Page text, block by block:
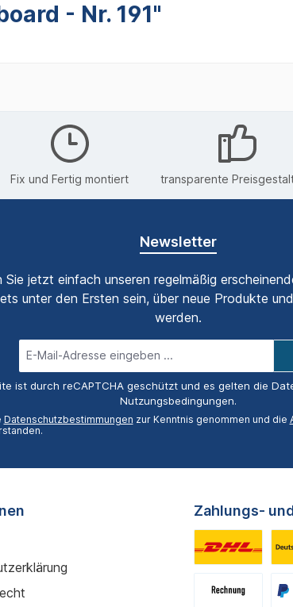
- Nr. 191"
Fix und Fertig montiert transparente
Newsletter
Sie jetzt einfach unseren regelmäßig
unter den Ersten sein, über neue Produkte
werden.
Mail-
Adresse*
ist durch reCAPTCHA geschützt und es gelten die
Nutzungsbedingungen.
Datenschutzbestimmungen zur Kenntnis genommen und die
Zahlungs-